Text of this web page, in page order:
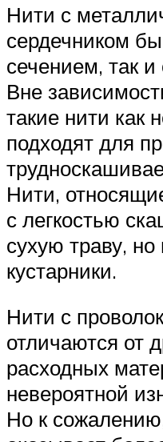
Нити с
сердечником
сечением, так
Вне
такие нити как
подходят для
Нити,
с легкостью
сухую траву,
кустарники.
Нити с
отличаются от
расходных
невероятной
Но к